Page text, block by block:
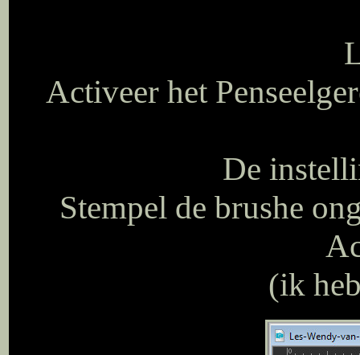
Activeer het
De
Stempel de brushe
(ik